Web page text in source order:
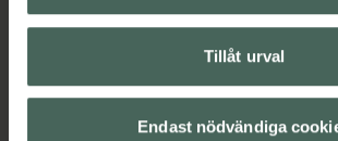
Tillåt urval
Endast nödvändiga
Handla tryggt
Leverans, betalning och retur
Sajtens tillgänglighet